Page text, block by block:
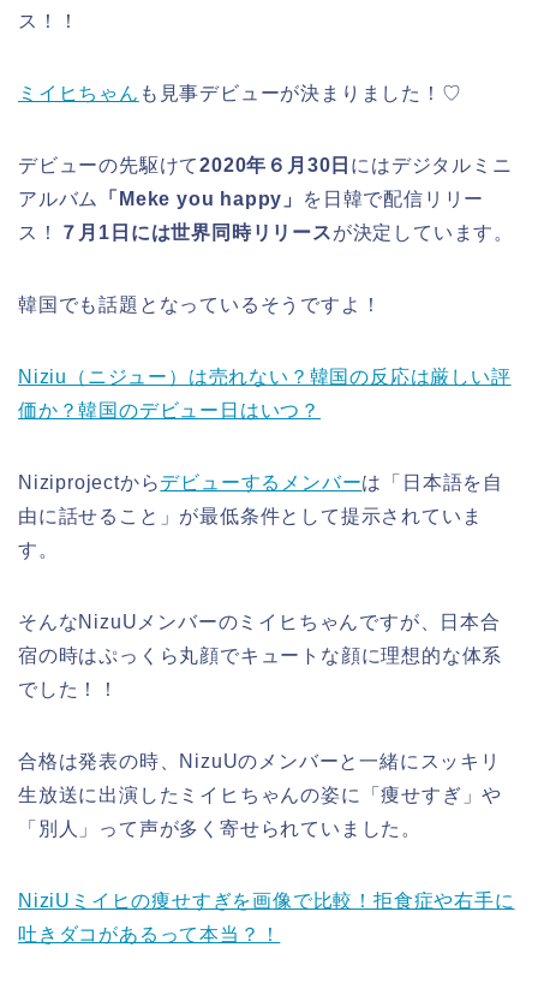
ス！！
ミイヒちゃん も見事デビューが決まりました！♡
デビューの先駆けて2020年６月30日 にはデジタルミニ
アルバム
「Meke you happy」
を日韓で配信リリー
ス！
７月1日には世界同時リリースが決定しています。
韓国でも話題となっているそうですよ！
Niziu（ニジュー）は売れない？韓国の反応は厳しい評
価か？韓国のデビュー日はいつ？
Niziprojectからデビューするメンバーは「日本語を自
由に話せること」が最低条件として提示されていま
す。
そんなNizuUメンバーのミイヒちゃんですが、日本合
宿の時はぷっくら丸顔でキュートな顔に理想的な体系
でした！！
合格は発表の時、NizuUのメンバーと一緒にスッキリ
生放送に出演したミイヒちゃんの姿に「痩せすぎ」や
「別人」って声が多く寄せられていました。
NiziUミイヒの痩せすぎを画像で比較！拒食症や右手に
吐きダコがあるって本当？！